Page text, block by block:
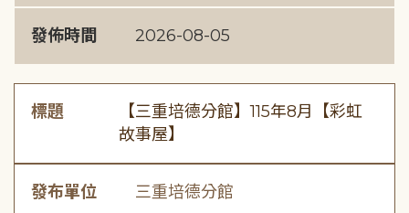
發佈時間 2026-08-05
標題
【三重培德分館】115年8月【彩虹
故事屋】
發布單位 三重培德分館